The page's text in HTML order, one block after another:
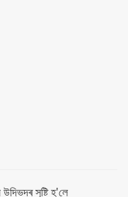
সৃষ্টি হ'লে